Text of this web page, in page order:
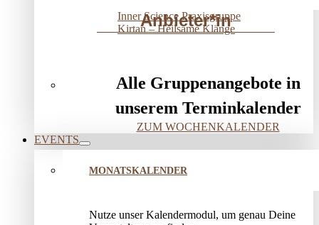
Inner Science Praxisgruppe
Kirtan – Heilsame Klänge
Alle Gruppenangebote in
unserem Terminkalender
ZUM WOCHENKALENDER
EVENTS
MONATSKALENDER
Nutze unser Kalendermodul, um genau Deine
Anbieter*in